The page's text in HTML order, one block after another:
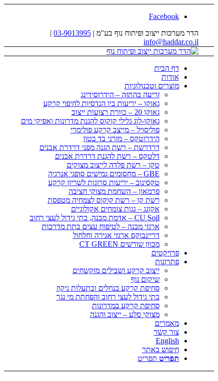
Facebook
הדר מערכות ייצוב ופיתוח נוף בע"מ |03-9013995
|
info@haddar.co.il
דף הבית
אודות
מוצרים וטכנולוגיות
זריעה בהתזה – הידרוסידינג
גאוקו – יריעות ביו הנדסיות לחיפוי קרקע
גאוקו 20 – כוורת רצועות ייצוב
גאוקו-לוג גלילי קוקוס להגנת מדרונות ואפיקי מים
פוליסויל – מייצב קרקע פולימרי
הידרוטקס – מזרני בד בטון
דרדרשת – רשת הגנה מפני דרדרת אבנים
דלטקס – רשת להגנת דרדרת אבנים
טקו – רשת פלדה לייצוב מצוקים
GBE – מחסומים גמישים סופגי אנרגיה
טקסינוב – יריעות סרוגות לשריון קרקע
פרמאון – השחמת מצוקי חציבה
רשת קו – רשת קוקוס לצמחיה מטפסת
אקוגג – גגות צומחים אקולוגיים
CU Soil – אדמת מבנה, בתי גידול לעצי רחוב
ארגזי מבנה – לטיפוח עצים בתת מדרכות
דריינבוקס ארגזי אגירה וחלחול
מכוון שורשים CT GREEN
פרויקטים
פתרונות
ייצוב קרקע ושבילים מוקשחים
שיקום נוף
סחיפת קרקע בנחלים ובתעלות ניקוז
בתי גידול לעצי רחוב והפחתת מי נגר
סחיפת קרקע במדרונות
מצוקי סלע – ייצוב והגנה
מאמרים
צור קשר
English
חיפוש באתר
תפריט תפריט